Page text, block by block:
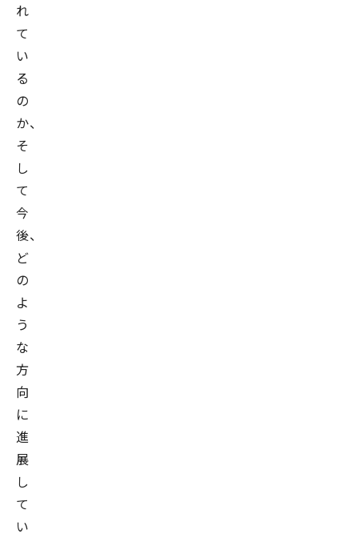
れ
て
い
る
の
か、
そ
し
て
今
後、
ど
の
よ
う
な
方
向
に
進
展
し
て
い